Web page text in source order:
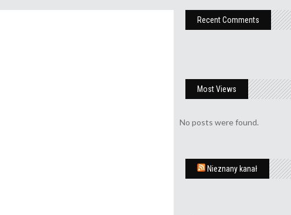
Recent Comments
Most Views
No posts were found.
Nieznany kanał